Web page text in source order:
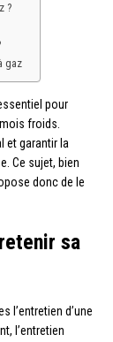
?
gaz
pour
froids.
et garantir la
Ce sujet, bien
donc de le
sa
l’entretien d’une
l’entretien